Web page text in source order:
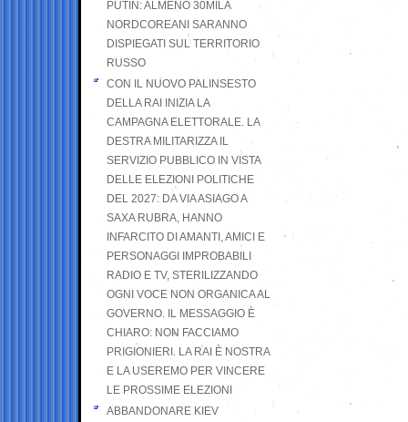
PUTIN: ALMENO 30MILA
NORDCOREANI SARANNO
DISPIEGATI SUL TERRITORIO
RUSSO
CON IL NUOVO PALINSESTO
DELLA RAI INIZIA LA
CAMPAGNA ELETTORALE. LA
DESTRA MILITARIZZA IL
SERVIZIO PUBBLICO IN VISTA
DELLE ELEZIONI POLITICHE
DEL 2027: DA VIA ASIAGO A
SAXA RUBRA, HANNO
INFARCITO DI AMANTI, AMICI E
PERSONAGGI IMPROBABILI
RADIO E TV, STERILIZZANDO
OGNI VOCE NON ORGANICA AL
GOVERNO. IL MESSAGGIO È
CHIARO: NON FACCIAMO
PRIGIONIERI. LA RAI È NOSTRA
E LA USEREMO PER VINCERE
LE PROSSIME ELEZIONI
ABBANDONARE KIEV